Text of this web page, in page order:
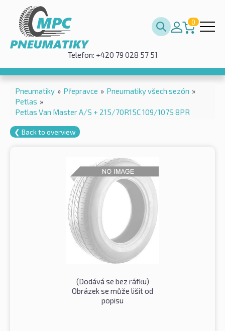
0
Telefon: +420 79 028 57 51
Pneumatiky » Přepravce » Pneumatiky všech sezón »
Petlas »
Petlas Van Master A/S + 215/70R15C 109/107S 8PR
❮ Back to overview
(Dodává se bez ráfku)
Obrázek se může lišit od
popisu